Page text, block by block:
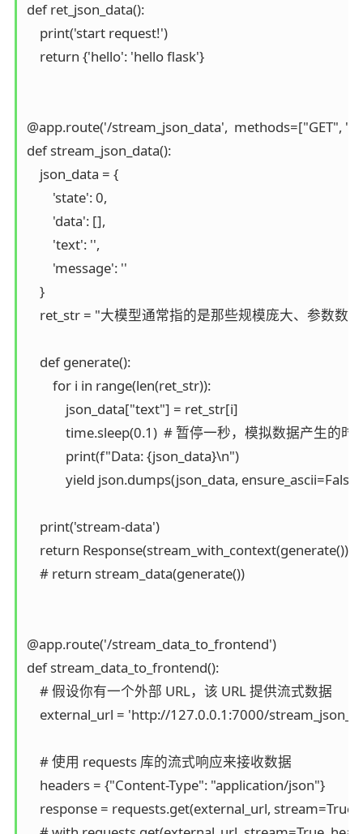
def ret_json_data():
    print('start request!')
    return {'hello': 'hello flask'}
@app.route('/stream_json_data',  methods=["GET",
def stream_json_data():
    json_data = {
        'state': 0,
        'data': [],
        'text': '',
        'message': ''
    }
ret_str = "大模型通常指的是那些规模庞大、参
    def generate():
        for i in range(len(ret_str)):
            json_data["text"] = ret_str[i]
time.sleep(0.1)  # 暂停一秒，模拟数据产生的
            print(f"Data: {json_data}\n")
            yield json.dumps(json_data, ensure_ascii=False)
    print('stream-data')
return Response(stream_with_context(generate()),
    # return stream_data(generate())
@app.route('/stream_data_to_frontend')
def stream_data_to_frontend():
    # 假设你有一个外部 URL，该 URL 提供流式数据
external_url = 'http://127.0.0.1:7000/
    # 使用 requests 库的流式响应来接收数据
    headers = {"Content-Type": "application/json"}
response = requests.get(external_url,